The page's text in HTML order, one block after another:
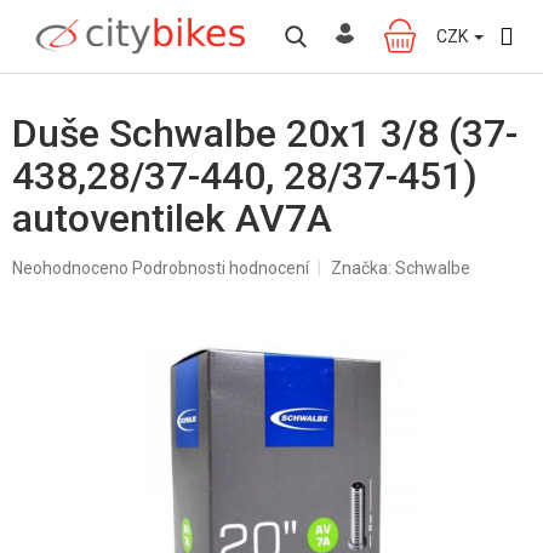
obsah
NÁKUPNÍ
KOŠÍK
CZK
Duše Schwalbe 20x1 3/8 (37-
438,28/37-440, 28/37-451)
autoventilek AV7A
Průměrné
Neohodnoceno Podrobnosti hodnocení Značka: Schwalbe